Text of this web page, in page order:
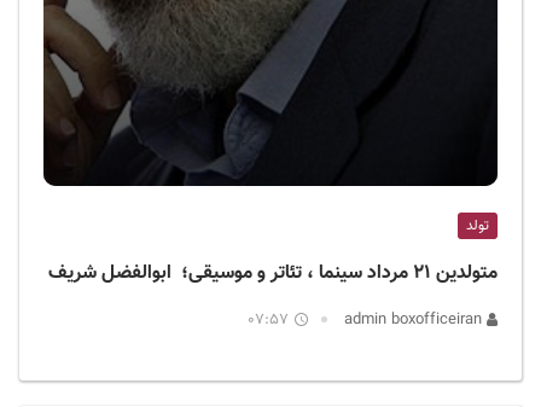
تولد
متولدین ۲۱ مرداد سینما ، تئاتر و موسیقی؛ ابوالفضل شریف
07:57